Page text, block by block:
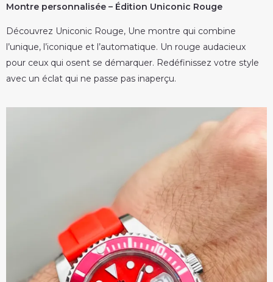
Montre personnalisée – Édition Uniconic Rouge
Découvrez Uniconic Rouge, Une montre qui combine
l’unique, l’iconique et l’automatique. Un rouge audacieux
pour ceux qui osent se démarquer. Redéfinissez votre style
avec un éclat qui ne passe pas inaperçu.